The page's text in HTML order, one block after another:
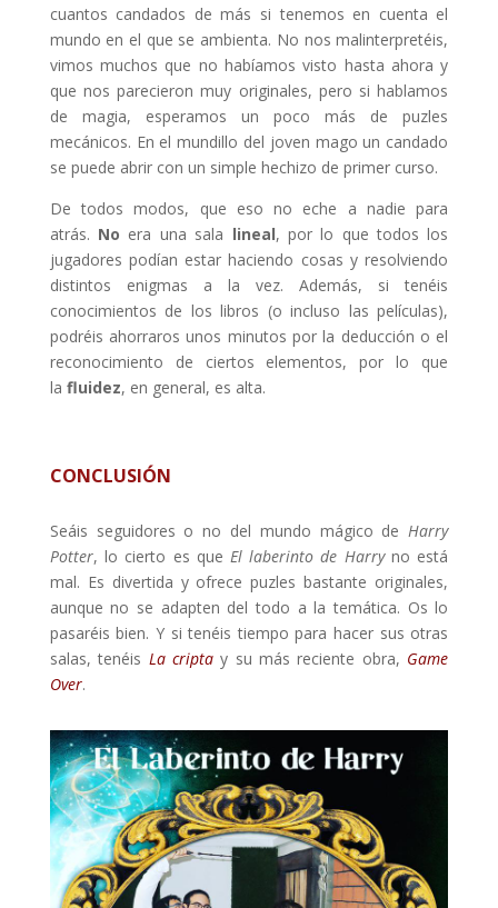
cuantos candados de más si tenemos en cuenta el
mundo en el que se ambienta. No nos malinterpretéis,
vimos muchos que no habíamos visto hasta ahora y
que nos parecieron muy originales, pero si hablamos
de magia, esperamos un poco más de puzles
mecánicos. En el mundillo del joven mago un candado
se puede abrir con un simple hechizo de primer curso.
De todos modos, que eso no eche a nadie para
atrás. No era una sala lineal, por lo que todos los
jugadores podían estar haciendo cosas y resolviendo
distintos enigmas a la vez. Además, si tenéis
conocimientos de los libros (o incluso las películas),
podréis ahorraros unos minutos por la deducción o el
reconocimiento de ciertos elementos, por lo que
la fluidez, en general, es alta.
CONCLUSIÓN
Seáis seguidores o no del mundo mágico de Harry
Potter, lo cierto es que El laberinto de Harryno está
mal. Es divertida y ofrece puzles bastante originales,
aunque no se adapten del todo a la temática. Os lo
pasaréis bien. Y si tenéis tiempo para hacer sus otras
salas, tenéis La cripta y su más reciente obra, Game
Over.